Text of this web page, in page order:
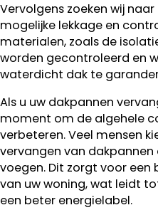
Vervolgens zoeken wij
mogelijke lekkage en
materialen, zoals de
worden gecontroleerd en
waterdicht dak te
Als u uw dakpannen
moment om de algehele
verbeteren. Veel mensen
vervangen van dakpannen
voegen. Dit zorgt voor
van uw woning, wat leidt
een beter energielabel.